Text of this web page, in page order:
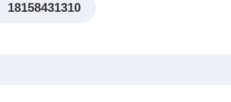
18158431310